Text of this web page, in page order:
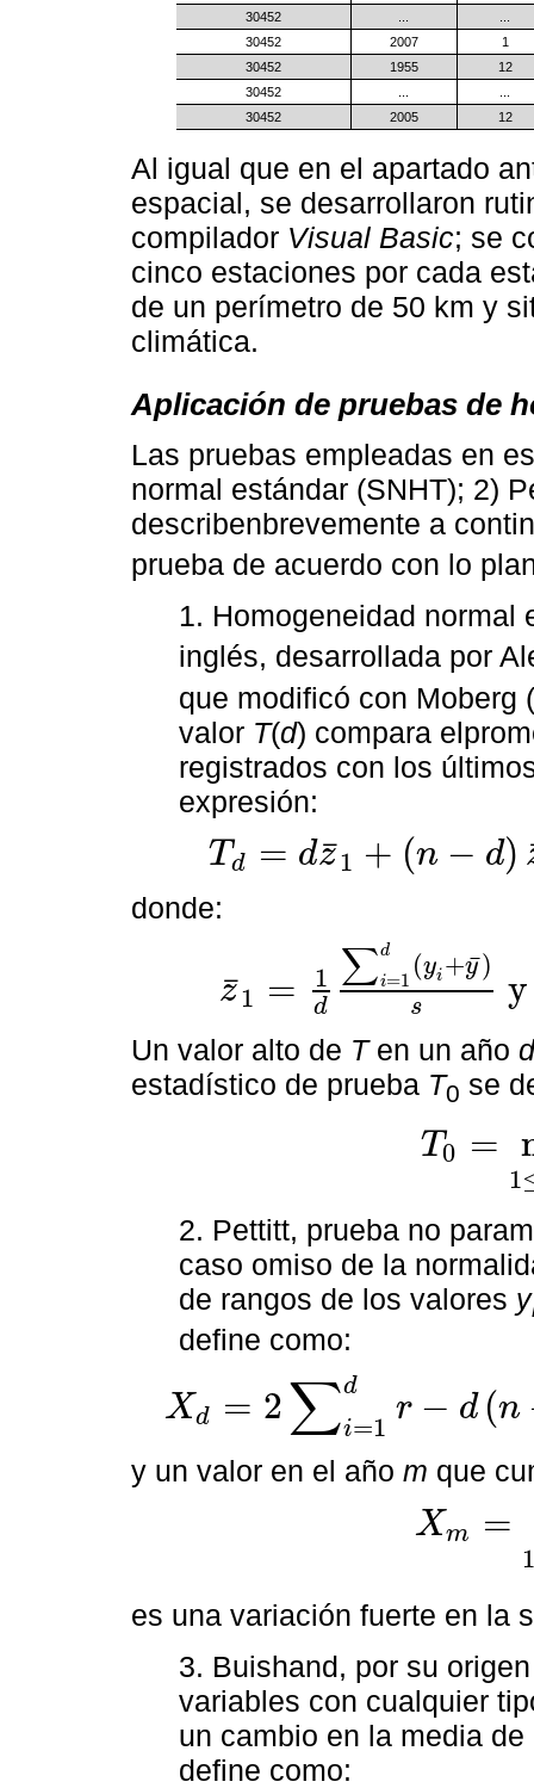
30452
30452
2007
1
30452
1955
12
30452
30452
2005 12
Al igual que en el apartado
espacial, se desarrollaron
compilador Visual Basic; se
cinco estaciones por cada
de un perímetro de 50 km y
climática.
Aplicación de pruebas de
Las pruebas empleadas en
normal estándar (SNHT); 2)
describenbrevemente a
prueba de acuerdo con lo
1. Homogeneidad normal
inglés, desarrollada por
que modificó con Moberg (
valor T(d) compara
registrados con los
expresión:
T d = dz
¯1 + (n − d)
Td =d ¯1+( n−d)z¯2 para d= 1 ,2 …,n
donde:
z
¯1 = 1
d
∑d
i=1 (yi +y
¯)
s
z¯ 1= d∑i= d(y +y¯)syz¯2=1n−d∑i= +1
Un valor alto de Ten un año d
estadístico de prueba T0 se
T0 =
1
T0 =máx1≤ 0
2. Pettitt, prueba no
caso omiso de la
de rangos de los valores y
define como:
Xd = 2∑d
i=1
r − d (n
Xd= 2∑ =1dr d(n 1)para 1 2, ,n
y un valor en el año m que
Xm =
Xm=máx 1≤d≤
es una variación fuerte en la
3. Buishand, por su
variables con cualquier
un cambio en la media
define como: